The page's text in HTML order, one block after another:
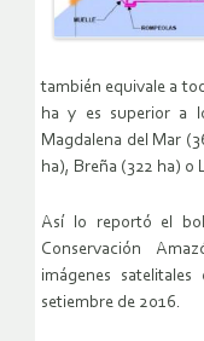
también equivale a
ha y es superior a
Magdalena del Mar
ha), Breña (322 ha) o
Así lo reportó el
Conservación
imágenes
setiembre de 2016.